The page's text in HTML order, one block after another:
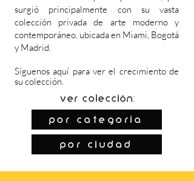
surgió principalmente con su vasta
colección privada de arte moderno y
contemporáneo, ubicada en Miami, Bogotá
y Madrid.
Síguenosaquí para ver el crecimiento de
su colección.
Ver colección:
por categoría
por ciudad